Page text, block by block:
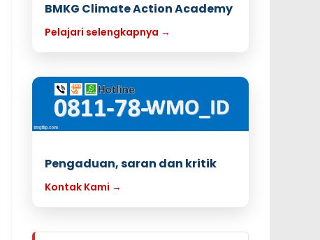
BMKG Climate Action Academy
Pelajari selengkapnya →
Pengaduan, saran dan kritik
Kontak Kami →